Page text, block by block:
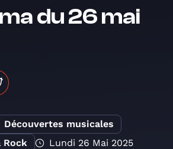
du 26 mai
Découvertes musicales
Rock Lundi 26 Mai 2025